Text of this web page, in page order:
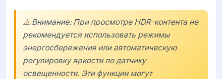
⚠️ Внимание: При просмотре HDR-контента не
рекомендуется использовать режимы
энергосбережения или автоматическую
регулировку яркости по датчику
освещенности. Эти функции могут